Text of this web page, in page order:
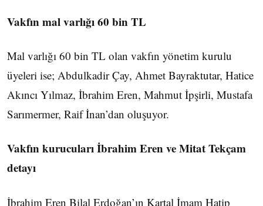
Vakfın mal varlığı 60 bin TL
Mal varlığı 60 bin TL olan vakfın yönetim kurulu
üyeleri ise; Abdulkadir Çay, Ahmet Bayraktutar, Hatice
Akıncı Yılmaz, İbrahim Eren, Mahmut İpşirli, Mustafa
Sarımermer, Raif İnan’dan oluşuyor.
Vakfın kurucuları İbrahim Eren ve Mitat Tekçam
detayı
İbrahim Eren Bilal Erdoğan’ın Kartal İmam Hatip